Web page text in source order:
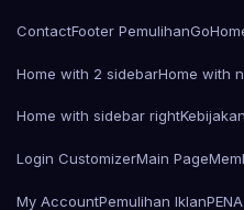
ContactFooter PemulihanGo
Home with 2 sidebarHome with
Home with sidebar right
Login CustomizerMain Page
My AccountPemulihan Iklan